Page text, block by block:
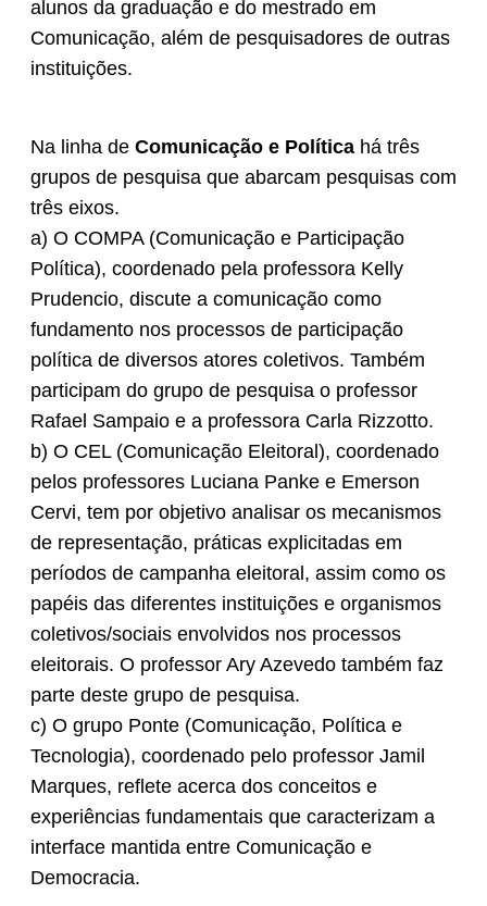
alunos da graduação e do mestrado em
Comunicação, além de pesquisadores de outras
instituições.
Na linha de Comunicação e Políticahá três
grupos de pesquisa que abarcam pesquisas com
três eixos.
a) O COMPA (Comunicação e Participação
Política), coordenado pela professora Kelly
Prudencio, discute a comunicação como
fundamento nos processos de participação
política de diversos atores coletivos. Também
participam do grupo de pesquisa o professor
Rafael Sampaio e a professora Carla Rizzotto.
b) O CEL (Comunicação Eleitoral), coordenado
pelos professores Luciana Panke e Emerson
Cervi, tem por objetivo analisar os mecanismos
de representação, práticas explicitadas em
períodos de campanha eleitoral, assim como os
papéis das diferentes instituições e organismos
coletivos/sociais envolvidos nos processos
eleitorais. O professor Ary Azevedo também faz
parte deste grupo de pesquisa.
c) O grupo Ponte (Comunicação, Política e
Tecnologia), coordenado pelo professor Jamil
Marques, reflete acerca dos conceitos e
experiências fundamentais que caracterizam a
interface mantida entre Comunicação e
Democracia.